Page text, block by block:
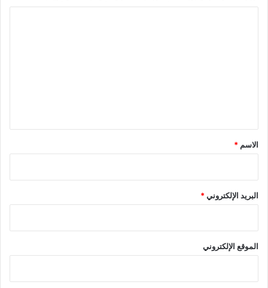
*
الاسم *
البريد الإلكتروني*
الموقع الإلكتروني